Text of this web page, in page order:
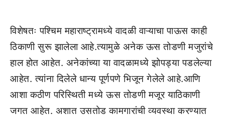
विशेषतः पश्चिम महाराष्ट्रामध्ये वादळी वाऱ्याचा पाऊस काही
ठिकाणी सुरू झालेला आहे.त्यामुळे अनेक ऊस तोडणी मजुरांचे
हाल होत आहेत. अनेकांच्या या वादळामध्ये झोपड्या पडलेल्या
आहेत. त्यांना दिलेले धान्य पूर्णपणे भिजून गेलेले आहे.आणि
आशा कठीण परिस्थिती मध्ये ऊस तोडणी मजूर याठिकाणी
जगत आहेत. अशात उसतोड कामगारांची व्यवस्था करण्यात